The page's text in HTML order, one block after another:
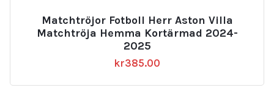
Matchtröjor Fotboll Herr Aston Villa
Matchtröja Hemma Kortärmad 2024-
2025
kr385.00